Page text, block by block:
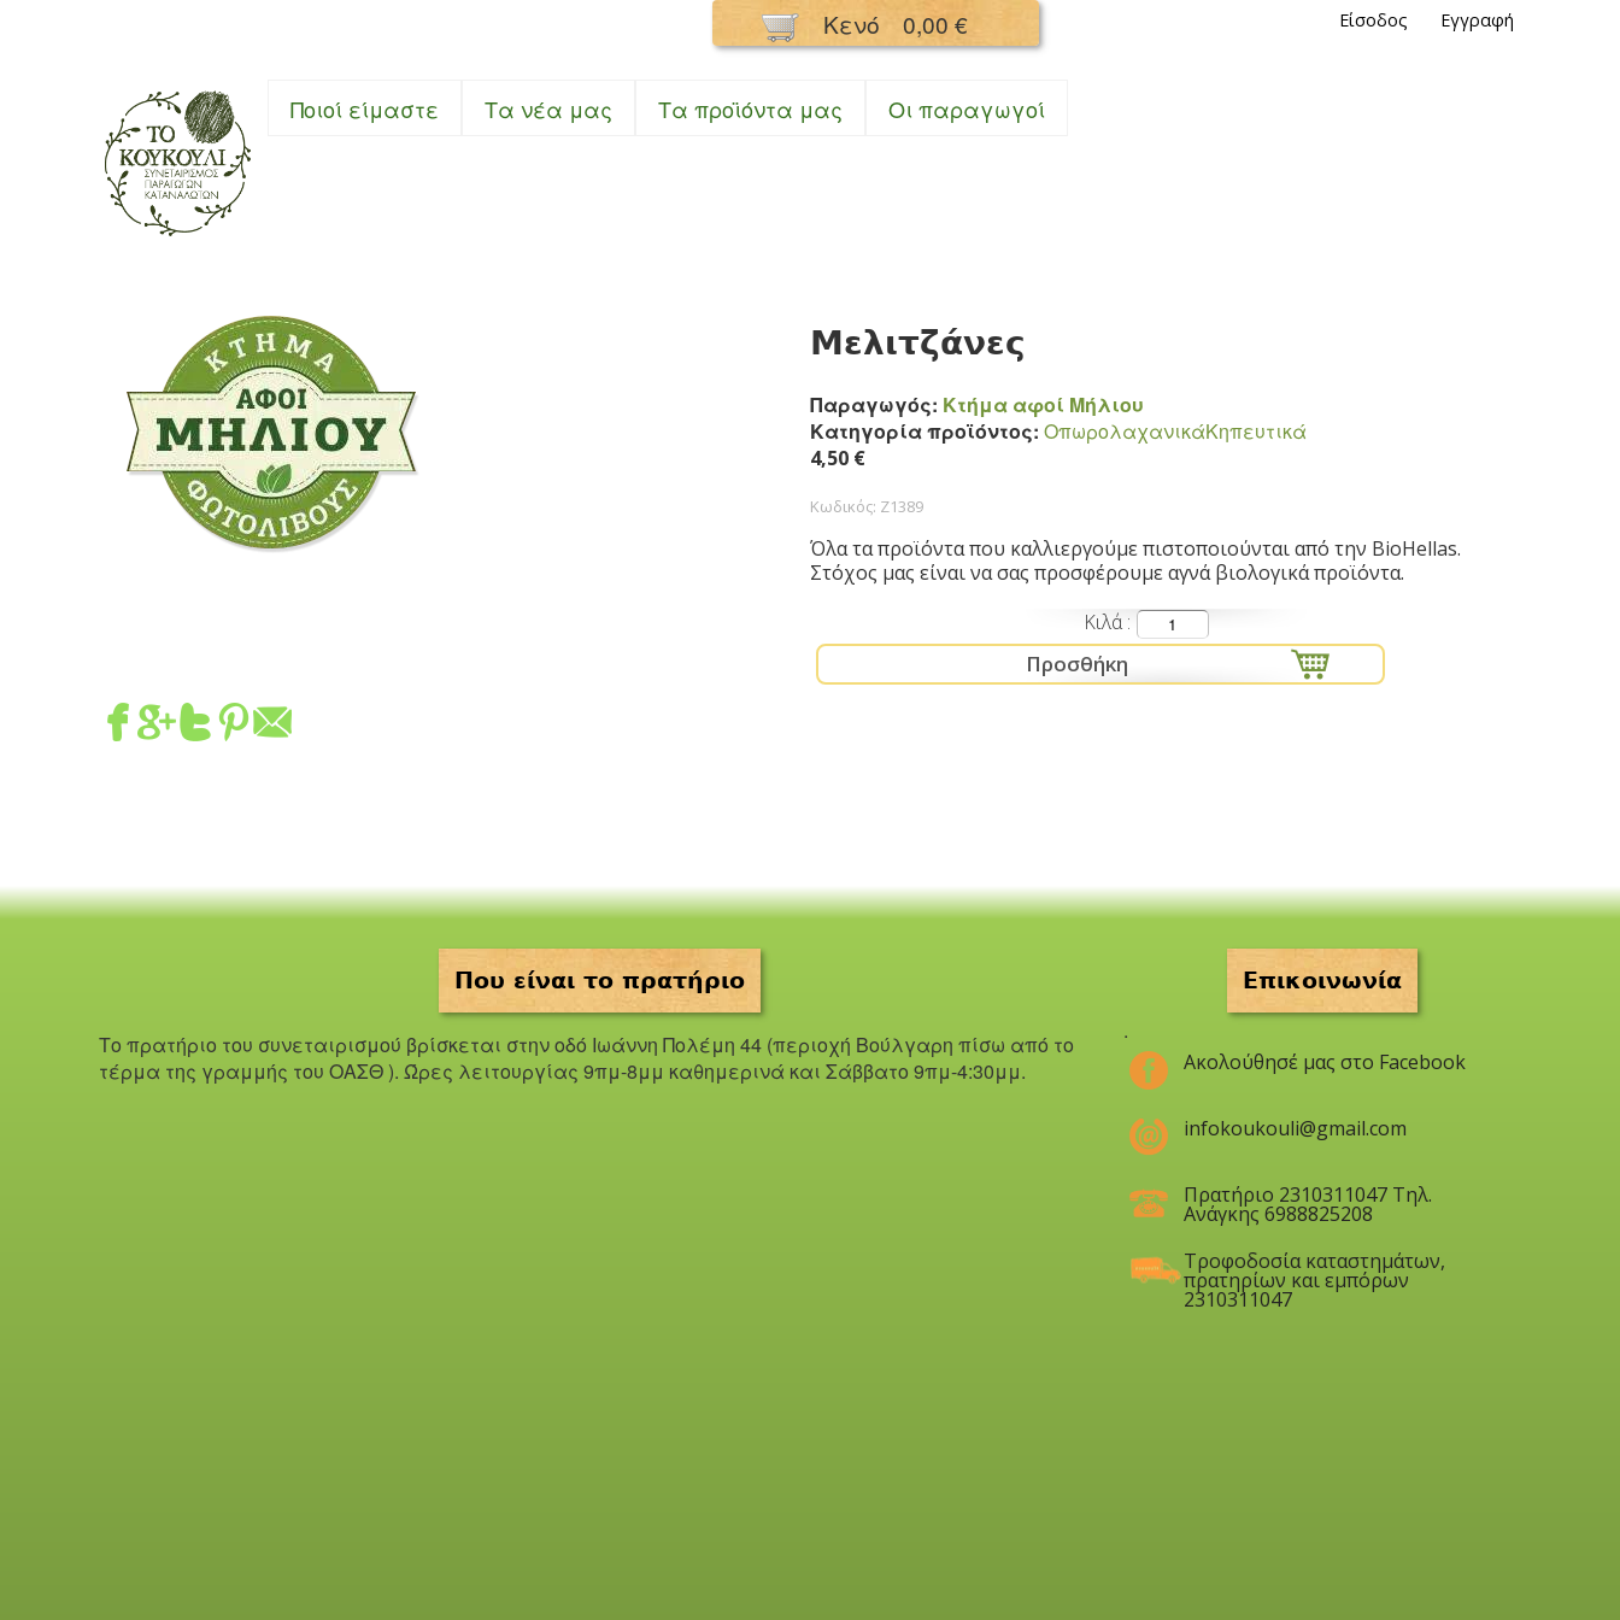
Παράκαμψη
προς το
Κενό 0,00 € Είσοδος Εγγραφή
Συνεταιρισμός Κουκούλι
Ποιοί είμαστε Τα νέα μας Τα προϊόντα μας Oι παραγωγοί
Μελιτζάνες
Παραγωγός: Κτήμα αφοί Μήλιου
Κατηγορία προϊόντος: ΟπωρολαχανικάΚηπευτικά
4,50 €
Κωδικός: Z1389
Όλα τα προϊόντα που καλλιεργούμε πιστοποιούνται από την ΒioHellas.
Στόχος μας είναι να σας προσφέρουμε αγνά βιολογικά προϊόντα.
Κιλά
Που είναι το πρατήριο
Το πρατήριο του συνεταιρισμού βρίσκεται στην οδό Iωάννη Πολέμη 44 (περιοχή Βούλγαρη πίσω από το
τέρμα της γραμμής του ΟΑΣΘ ). Ώρες λειτουργίας 9πμ-8μμ καθημερινά και Σάββατο 9πμ-4:30μμ.
Επικοινωνία
.
Ακολούθησέ μας στο Facebook
infokoukouli@gmail.com
Πρατήριο 2310311047 Τηλ.
Ανάγκης 6988825208
Τροφοδοσία καταστημάτων,
πρατηρίων και εμπόρων
2310311047